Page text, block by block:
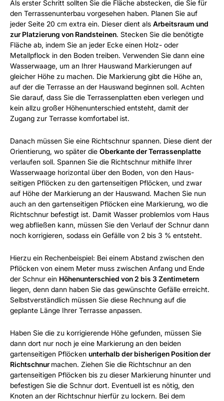
Als erster Schritt sollten Sie die Fläche abstecken, die Sie für
den Terrassenunterbau vorgesehen haben. Planen Sie auf
jeder Seite 20 cm extra ein. Dieser dient als Arbeitsraum und
zur Platzierung von Randsteinen. Stecken Sie die benötigte
Fläche ab, indem Sie an jeder Ecke einen Holz- oder
Metallpflock in den Boden treiben. Verwenden Sie dann eine
Wasserwaage, um an Ihrer Hauswand Markierungen auf
gleicher Höhe zu machen. Die Markierung gibt die Höhe an,
auf der die Terrasse an der Hauswand beginnen soll. Achten
Sie darauf, dass Sie die Terrassenplatten eben verlegen und
kein allzu großer Höhenunterschied entsteht, damit der
Zugang zur Terrasse komfortabel ist.
Danach müssen Sie eine Richtschnur spannen. Diese dient der
Orientierung, wo später die Oberkante der Terrassenplatte
verlaufen soll. Spannen Sie die Richtschnur mithilfe Ihrer
Wasserwaage horizontal über den Boden, von den Haus-
seitigen Pflöcken zu den gartenseitigen Pflöcken, und zwar
auf Höhe der Markierung an der Hauswand. Machen Sie nun
auch an den gartenseitigen Pflöcken eine Markierung, wo die
Richtschnur befestigt ist. Damit Wasser problemlos vom Haus
weg abfließen kann, müssen Sie den Verlauf der Schnur dann
noch korrigieren, sodass ein Gefälle von 2 bis 3 % entsteht.
Hierzu ein Rechenbeispiel: Bei einem Abstand zwischen den
Pflöcken von einem Meter muss zwischen Anfang und Ende
der Schnur ein Höhenunterschied von 2 bis 3 Zentimetern
liegen, denn dann haben Sie das gewünschte Gefälle erreicht.
Selbstverständlich müssen Sie diese Rechnung auf die
geplante Länge Ihrer Terrasse anpassen.
Haben Sie die zu korrigierende Höhe gefunden, müssen Sie
dann dort nur noch je eine Markierung an den beiden
gartenseitigen Pflöcken unterhalb der bisherigen Position der
Richtschnurmachen. Ziehen Sie die Richtschnur an den
gartenseitigen Pflöcken bis zu dieser Markierung hinunter und
befestigen Sie die Schnur dort. Eventuell ist es nötig, den
Knoten an der Richtschnur hierfür zu lockern. Bei dem